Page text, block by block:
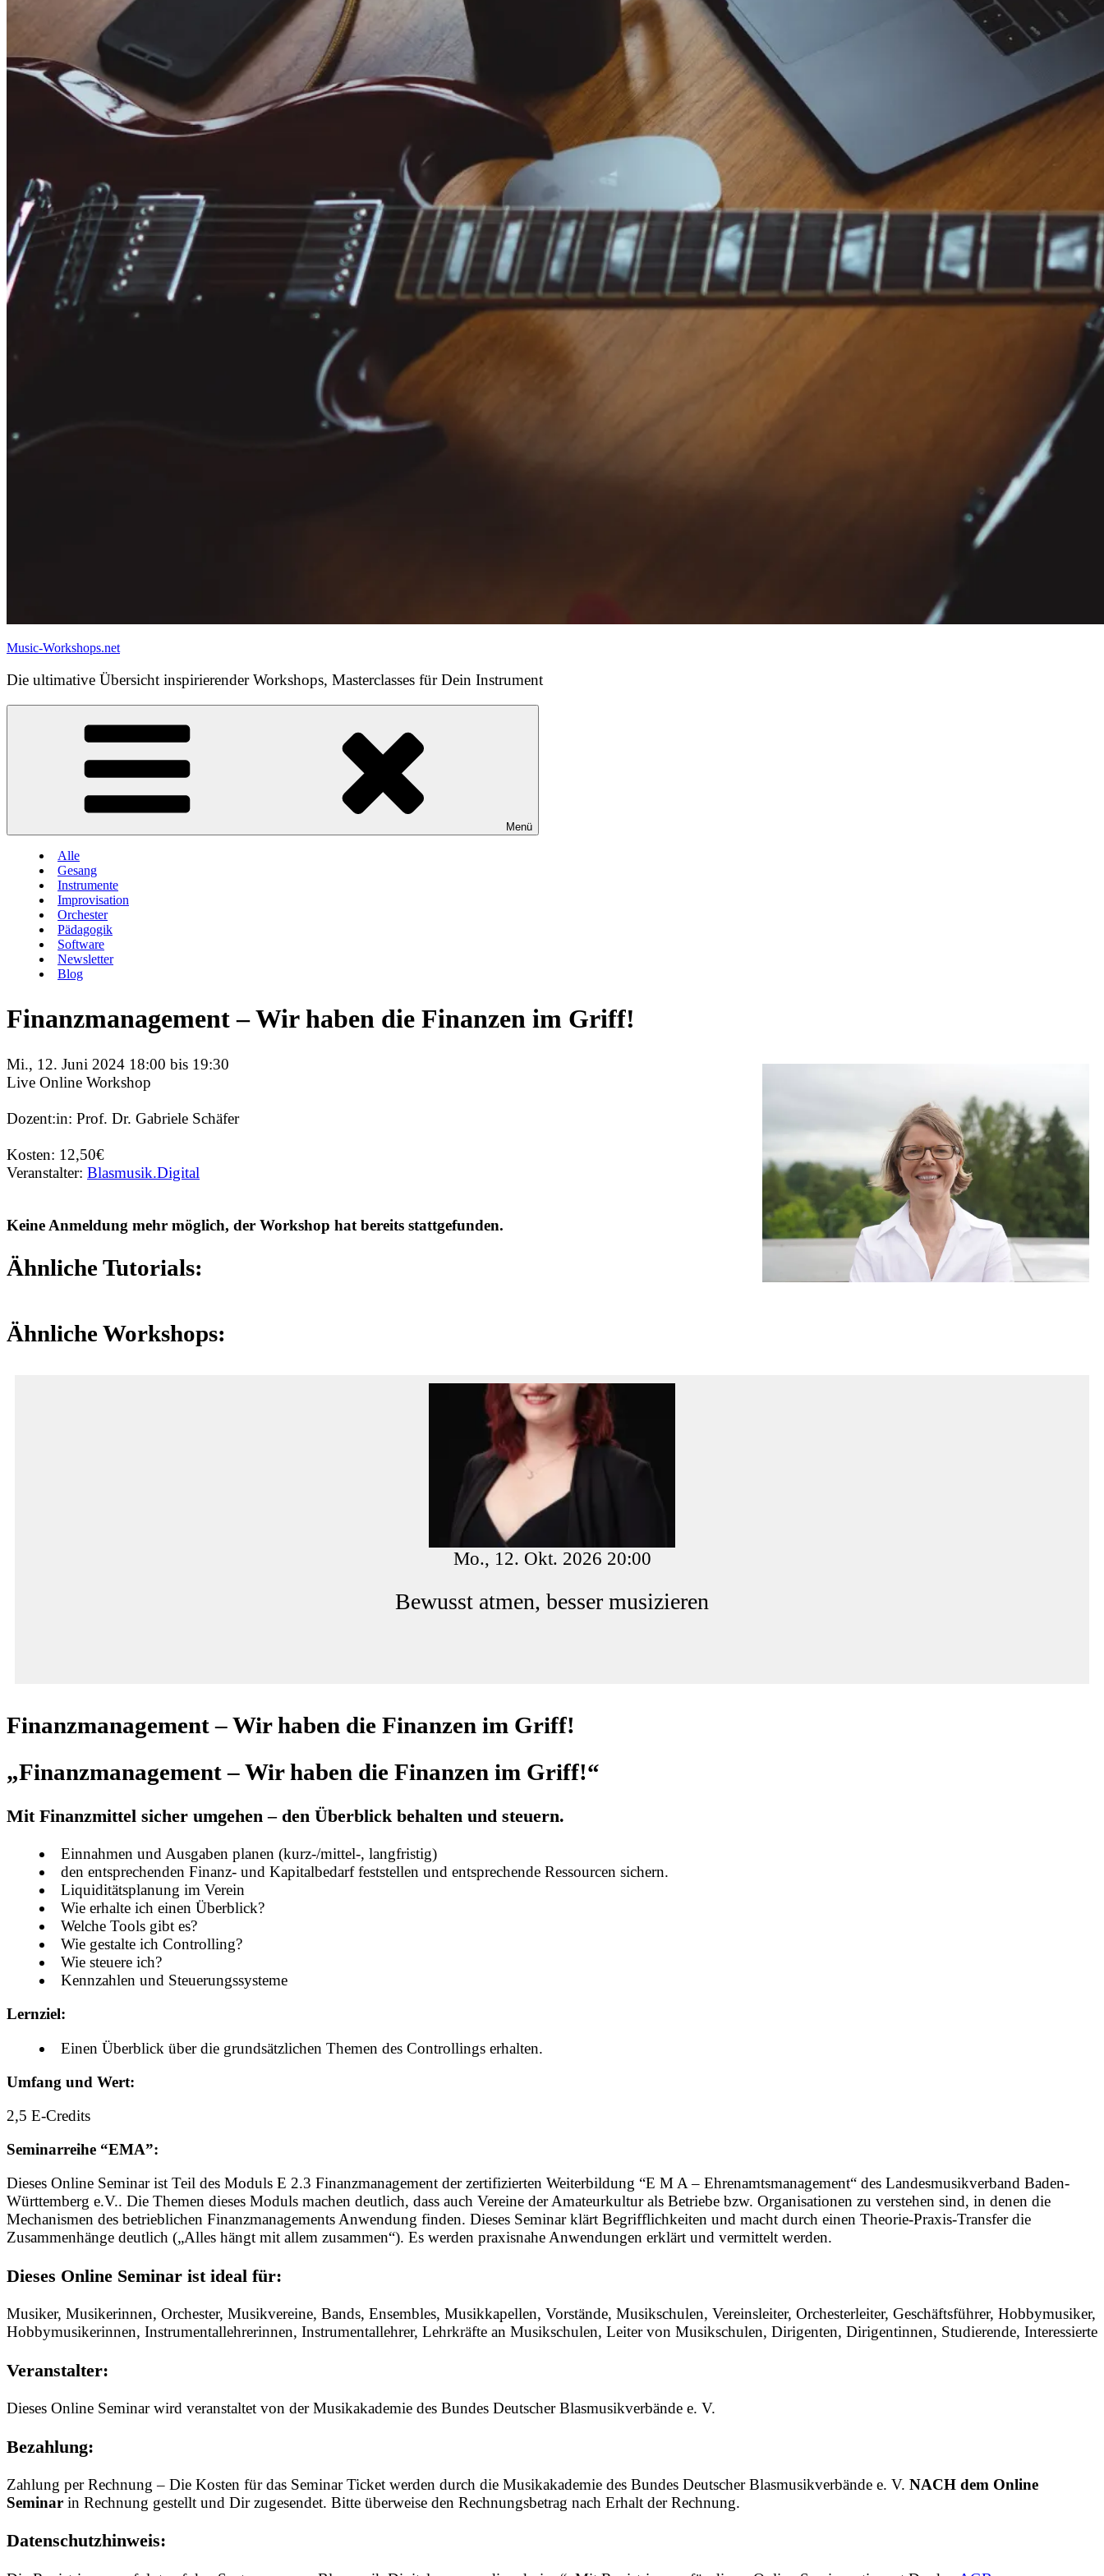
Music-Workshops.net
Die ultimative Übersicht inspirierender Workshops, Masterclasses für Dein Instrument
Menü
Alle
Gesang
Instrumente
Improvisation
Orchester
Pädagogik
Software
Newsletter
Blog
Finanzmanagement – Wir haben die Finanzen im Griff!
Mi., 12. Juni 2024 18:00 bis 19:30
Live Online Workshop
Dozent:in: Prof. Dr. Gabriele Schäfer
Kosten: 12,50€
Veranstalter: Blasmusik.Digital
Keine Anmeldung mehr möglich, der Workshop hat bereits stattgefunden.
Ähnliche Tutorials:
Ähnliche Workshops:
Mo., 12. Okt. 2026 20:00
Bewusst atmen, besser musizieren
Finanzmanagement – Wir haben die Finanzen im Griff!
„Finanzmanagement – Wir haben die Finanzen im Griff!“
Mit Finanzmittel sicher umgehen – den Überblick behalten und steuern.
Einnahmen und Ausgaben planen (kurz-/mittel-, langfristig)
den entsprechenden Finanz- und Kapitalbedarf feststellen und entsprechende Ressourcen sichern.
Liquiditätsplanung im Verein
Wie erhalte ich einen Überblick?
Welche Tools gibt es?
Wie gestalte ich Controlling?
Wie steuere ich?
Kennzahlen und Steuerungssysteme
Lernziel:
Einen Überblick über die grundsätzlichen Themen des Controllings erhalten.
Umfang und Wert:
2,5 E-Credits
Seminarreihe “EMA”:
Dieses Online Seminar ist Teil des Moduls E 2.3 Finanzmanagement der zertifizierten Weiterbildung “E M A – Ehrenamtsmanagement“ des Landesmusikverband Baden-
Württemberg e.V.. Die Themen dieses Moduls machen deutlich, dass auch Vereine der Amateurkultur als Betriebe bzw. Organisationen zu verstehen sind, in denen die
Mechanismen des betrieblichen Finanzmanagements Anwendung finden. Dieses Seminar klärt Begrifflichkeiten und macht durch einen Theorie-Praxis-Transfer die
Zusammenhänge deutlich („Alles hängt mit allem zusammen“). Es werden praxisnahe Anwendungen erklärt und vermittelt werden.
Dieses Online Seminar ist ideal für:
Musiker, Musikerinnen, Orchester, Musikvereine, Bands, Ensembles, Musikkapellen, Vorstände, Musikschulen, Vereinsleiter, Orchesterleiter, Geschäftsführer, Hobbymusiker,
Hobbymusikerinnen, Instrumentallehrerinnen, Instrumentallehrer, Lehrkräfte an Musikschulen, Leiter von Musikschulen, Dirigenten, Dirigentinnen, Studierende, Interessierte
Veranstalter:
Dieses Online Seminar wird veranstaltet von der Musikakademie des Bundes Deutscher Blasmusikverbände e. V.
Bezahlung:
Zahlung per Rechnung – Die Kosten für das Seminar Ticket werden durch die Musikakademie des Bundes Deutscher Blasmusikverbände e. V. NACH dem Online
Seminar in Rechnung gestellt und Dir zugesendet. Bitte überweise den Rechnungsbetrag nach Erhalt der Rechnung.
Datenschutzhinweis: